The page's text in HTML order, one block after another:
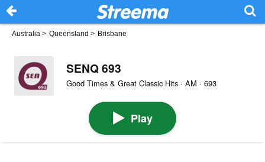
Australia > Queensland > Brisbane
SENQ 693
Good Times & Great Classic Hits · AM · 693
Play